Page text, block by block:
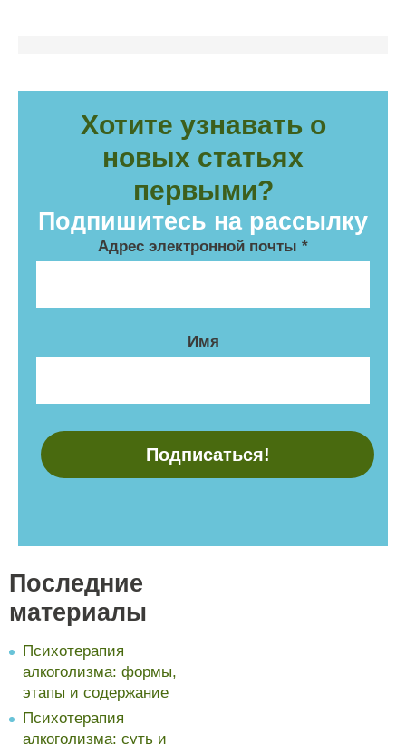
Хотите узнавать о
новых статьях
первыми?
Подпишитесь на рассылку
Адрес электронной почты *
Имя
Последние
материалы
Психотерапия
алкоголизма: формы,
этапы и содержание
Психотерапия
алкоголизма: суть и